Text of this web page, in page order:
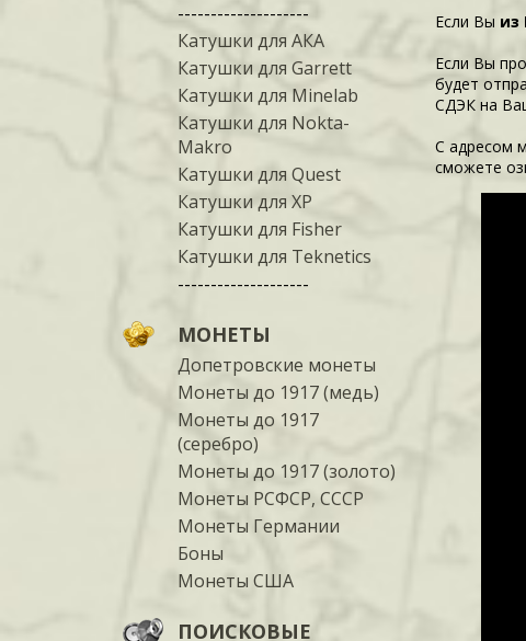
--------------------
Катушки для АКА
Катушки для Garrett
Катушки для Minelab
Катушки для Nokta-
Makro
Катушки для Quest
Катушки для XP
Катушки для Fisher
Катушки для Teknetics
--------------------
МОНЕТЫ
Допетровские монеты
Монеты до 1917 (медь)
Монеты до 1917
(серебро)
Монеты до 1917 (золото)
Монеты РСФСР, СССР
Монеты Германии
Боны
Монеты США
ПОИСКОВЫЕ
Если Вы из
Если Вы
будет
СДЭК на
С адресом
сможете